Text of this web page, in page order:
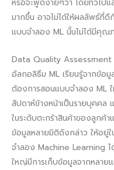
หรือจะพูดง่ายๆว่า โดยทั่วไปแ
มากขึ้น อาจไม่ได้ให้ผลลัพธ์ที่ดี
แบบจำลอง ML นั้นไม่ได้มีคุ
Data Quality Assessment
อัลกอลิธึม ML เรียนรู้จากข้อ
ต้องการสอนแบบจำลอง ML
สัปดาห์ข้างหน้าเป็นรายบุคคล
ในระดับตะกร้าสินค้าของลูกค้
ข้อมูลหลายมิติดังกล่าว ให้อยู่
จำลอง Machine Learning
ใหญ่มีการเก็บข้อมูลจากหลาย